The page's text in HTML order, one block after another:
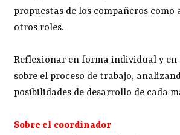
propuestas de los compañeros como
otros roles.
Reflexionar en forma individual y
sobre el proceso de trabajo,
posibilidades de desarrollo de cada
Sobre el coordinador